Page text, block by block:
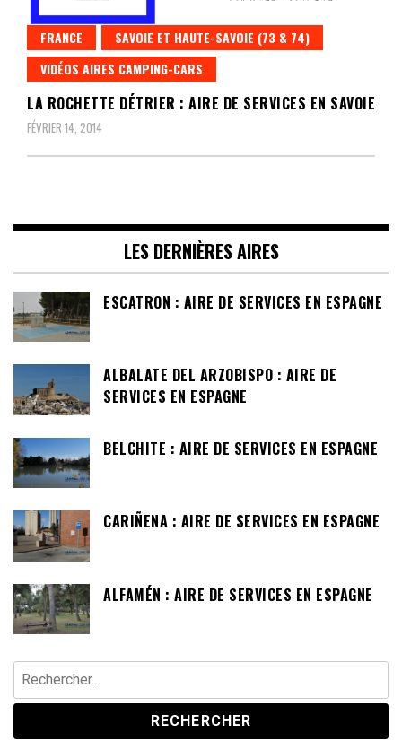
FRANCE
SAVOIE ET HAUTE-SAVOIE (73 & 74)
VIDÉOS AIRES CAMPING-CARS
LA ROCHETTE DÉTRIER : AIRE DE SERVICES EN SAVOIE
FÉVRIER 14, 2014
LES DERNIÈRES AIRES
ESCATRON : AIRE DE SERVICES EN ESPAGNE
ALBALATE DEL ARZOBISPO : AIRE DE
SERVICES EN ESPAGNE
BELCHITE : AIRE DE SERVICES EN ESPAGNE
CARIÑENA : AIRE DE SERVICES EN ESPAGNE
ALFAMÉN : AIRE DE SERVICES EN ESPAGNE
Rechercher :